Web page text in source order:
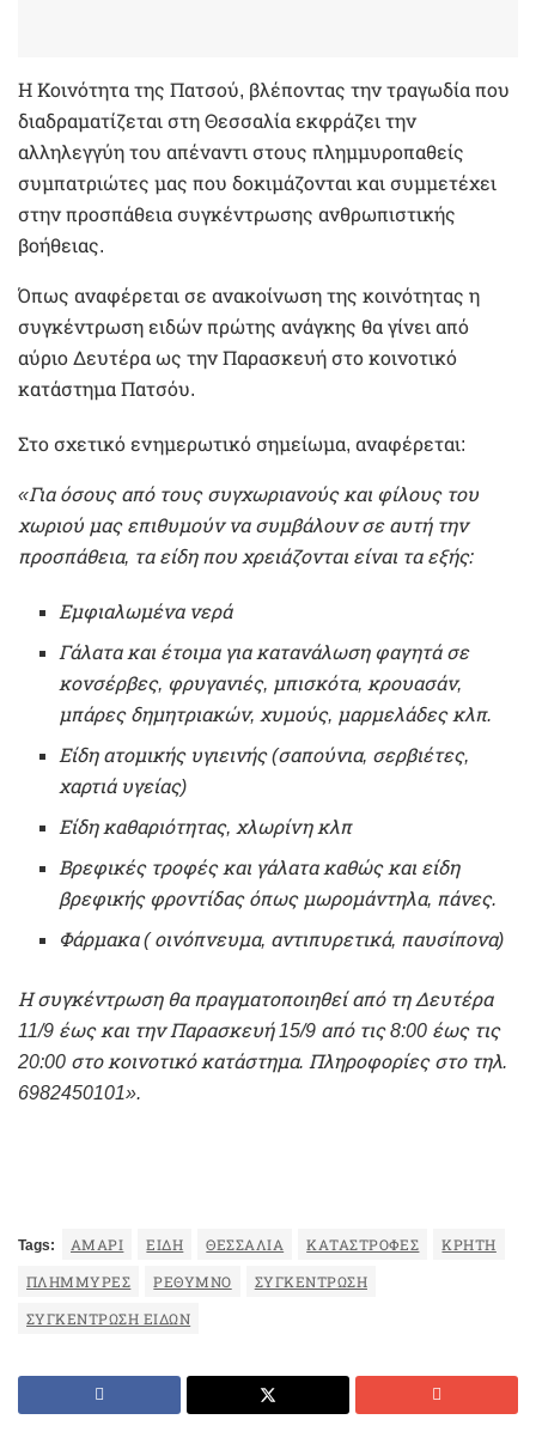
Η Κοινότητα της Πατσού, βλέποντας την τραγωδία που
διαδραματίζεται στη Θεσσαλία εκφράζει την
αλληλεγγύη του απέναντι στους πλημμυροπαθείς
συμπατριώτες μας που δοκιμάζονται και συμμετέχει
στην προσπάθεια συγκέντρωσης ανθρωπιστικής
βοήθειας.
Όπως αναφέρεται σε ανακοίνωση της κοινότητας η
συγκέντρωση ειδών πρώτης ανάγκης θα γίνει από
αύριο Δευτέρα ως την Παρασκευή στο κοινοτικό
κατάστημα Πατσόυ.
Στο σχετικό ενημερωτικό σημείωμα, αναφέρεται:
«Για όσους από τους συγχωριανούς και φίλους του
χωριού μας επιθυμούν να συμβάλουν σε αυτή την
προσπάθεια, τα είδη που χρειάζονται είναι τα εξής:
Εμφιαλωμένα νερά
Γάλατα και έτοιμα για κατανάλωση φαγητά σε
κονσέρβες, φρυγανιές, μπισκότα, κρουασάν,
μπάρες δημητριακών, χυμούς, μαρμελάδες κλπ.
Είδη ατομικής υγιεινής (σαπούνια, σερβιέτες,
χαρτιά υγείας)
Είδη καθαριότητας, χλωρίνη κλπ
Βρεφικές τροφές και γάλατα καθώς και είδη
βρεφικής φροντίδας όπως μωρομάντηλα, πάνες.
Φάρμακα ( οινόπνευμα, αντιπυρετικά, παυσίπονα)
Η συγκέντρωση θα πραγματοποιηθεί από τη Δευτέρα
11/9 έως και την Παρασκευή 15/9 από τις 8:00 έως τις
20:00 στο κοινοτικό κατάστημα. Πληροφορίες στο τηλ.
6982450101».
Tags: ΑΜΆΡΙ ΕΊΔΗ ΘΕΣΣΑΛΊΑ ΚΑΤΑΣΤΡΟΦΈΣ ΚΡΉΤΗ
ΠΛΗΜΜΎΡΕΣ ΡΕΘΥΜΝΟ ΣΥΓΚΈΝΤΡΩΣΗ
ΣΥΓΚΈΝΤΡΩΣΗ ΕΙΔΏΝ